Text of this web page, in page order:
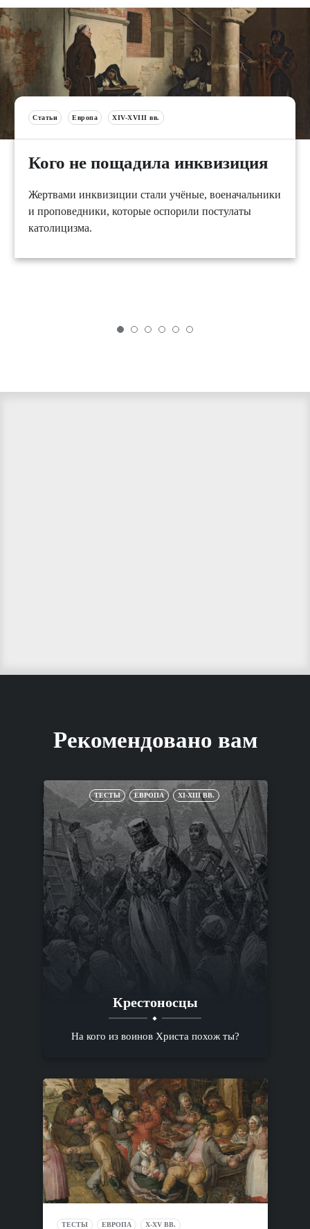
Статьи Европа XIV-XVIII вв.
Кого не пощадила инквизиция
Жертвами инквизиции стали учёные, военачальники
и проповедники, которые оспорили постулаты
католицизма.
Рекомендовано вам
ТЕСТЫ ЕВРОПА XI-XIII ВВ.
Крестоносцы
На кого из воинов Христа похож ты?
ТЕСТЫ ЕВРОПА X-XV ВВ.